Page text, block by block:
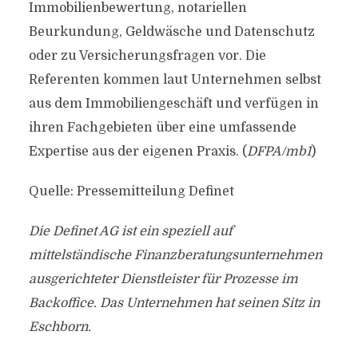
Immobilienbewertung, notariellen
Beurkundung, Geldwäsche und Datenschutz
oder zu Versicherungsfragen vor. Die
Referenten kommen laut Unternehmen selbst
aus dem Immobiliengeschäft und verfügen in
ihren Fachgebieten über eine umfassende
Expertise aus der eigenen Praxis. (DFPA/mb1)
Quelle: Pressemitteilung Definet
Die Definet AG ist ein speziell auf
mittelständische Finanzberatungsunternehmen
ausgerichteter Dienstleister für Prozesse im
Backoffice. Das Unternehmen hat seinen Sitz in
Eschborn.